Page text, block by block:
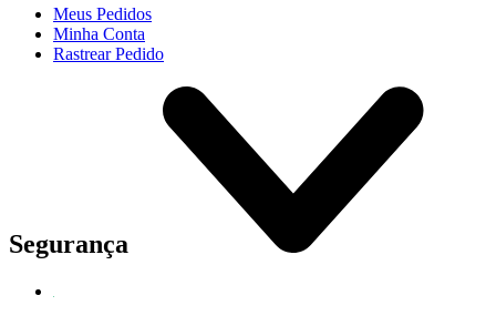
Meus Pedidos
Minha Conta
Rastrear Pedido
Segurança